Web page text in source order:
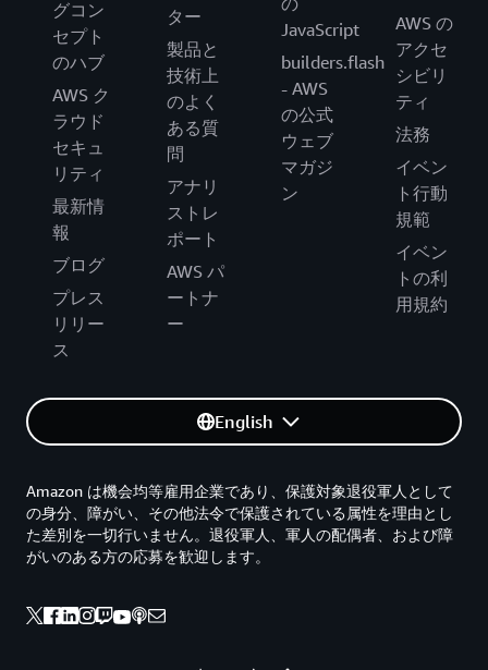
グコン
セプト
のハブ
AWS ク
ラウド
セキュ
リティ
最新情
報
ブログ
プレス
リリー
ス
ター
製品と
技術上
のよく
ある質
問
アナリ
ストレ
ポート
AWS パ
ートナ
ー
JavaScript
builders.flash
- AWS
の公式
ウェブ
マガジ
ン
AWS の
アクセ
シビリ
ティ
法務
イベン
ト行動
規範
イベン
トの利
用規約
English
Amazon は機会均等雇用企業であり、保護対象退役軍人として
の身分、障がい、その他法令で保護されている属性を理由とし
た差別を一切行いません。退役軍人、軍人の配偶者、および障
がいのある方の応募を歓迎します。